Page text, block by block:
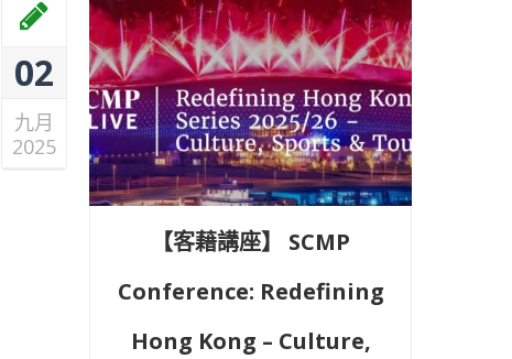
02
九月
2025
【客藉講座】 SCMP
Conference: Redefining
Hong Kong – Culture,